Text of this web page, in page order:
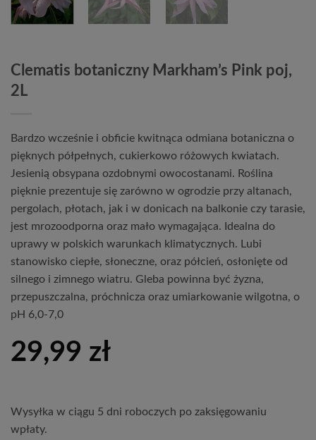
Clematis botaniczny Markham’s Pink poj,
2L
Bardzo wcześnie i obficie kwitnąca odmiana botaniczna o
pięknych półpełnych, cukierkowo różowych kwiatach.
Jesienią obsypana ozdobnymi owocostanami. Roślina
pięknie prezentuje się zarówno w ogrodzie przy altanach,
pergolach, płotach, jak i w donicach na balkonie czy tarasie,
jest mrozoodporna oraz mało wymagająca. Idealna do
uprawy w polskich warunkach klimatycznych. Lubi
stanowisko ciepłe, słoneczne, oraz półcień, osłonięte od
silnego i zimnego wiatru. Gleba powinna być żyzna,
przepuszczalna, próchnicza oraz umiarkowanie wilgotna, o
pH 6,0-7,0
29,99 zł
Wysyłka w ciągu 5 dni roboczych po zaksięgowaniu
wpłaty.